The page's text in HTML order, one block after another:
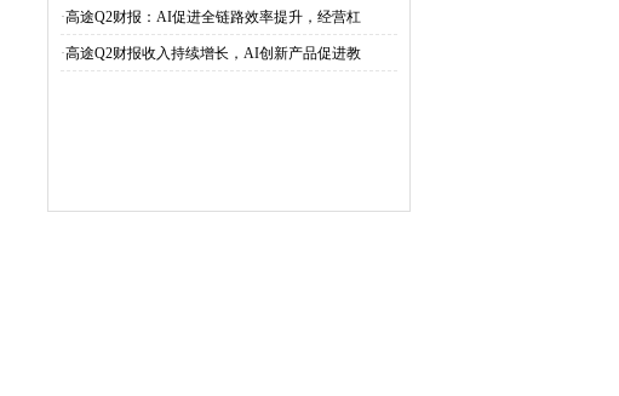
·高途Q2财报：AI促进全链路效率提升，经营杠
·高途Q2财报收入持续增长，AI创新产品促进教